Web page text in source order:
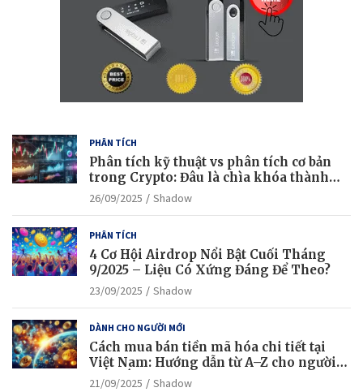
PHÂN TÍCH
Phân tích kỹ thuật vs phân tích cơ bản
trong Crypto: Đâu là chìa khóa thành
công?
26/09/2025 Shadow
PHÂN TÍCH
4 Cơ Hội Airdrop Nổi Bật Cuối Tháng
9/2025 – Liệu Có Xứng Đáng Để Theo?
23/09/2025 Shadow
DÀNH CHO NGƯỜI MỚI
Cách mua bán tiền mã hóa chi tiết tại
Việt Nam: Hướng dẫn từ A–Z cho người
mới bắt đầu
21/09/2025 Shadow